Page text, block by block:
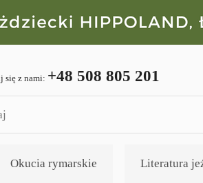
się z nami: +48 508 805 201
Okucia rymarskie Literatura